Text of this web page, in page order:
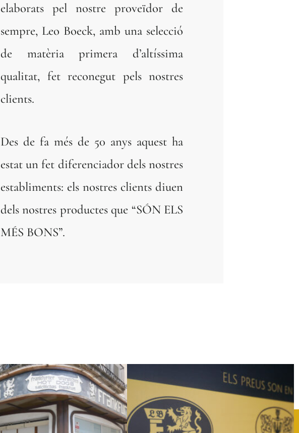
elaborats pel nostre proveïdor de
sempre, Leo Boeck, amb una selecció
de matèria primera d’altíssima
qualitat, fet reconegut pels nostres
clients.
Des de fa més de 50 anys aquest ha
estat un fet diferenciador dels nostres
establiments: els nostres clients diuen
dels nostres productes que “SÓN ELS
MÉS BONS”.